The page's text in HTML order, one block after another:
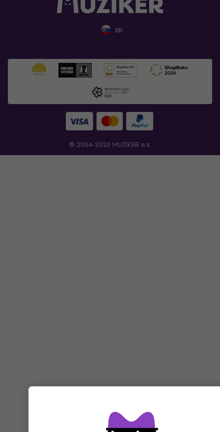
SK
© 2004-2026 MUZIKER a.s.